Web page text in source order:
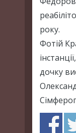
року.
Фотій
дочку